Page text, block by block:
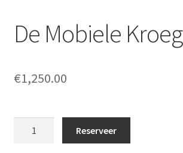
De Mobiele Kroeg
€1,250.00
Reserveer